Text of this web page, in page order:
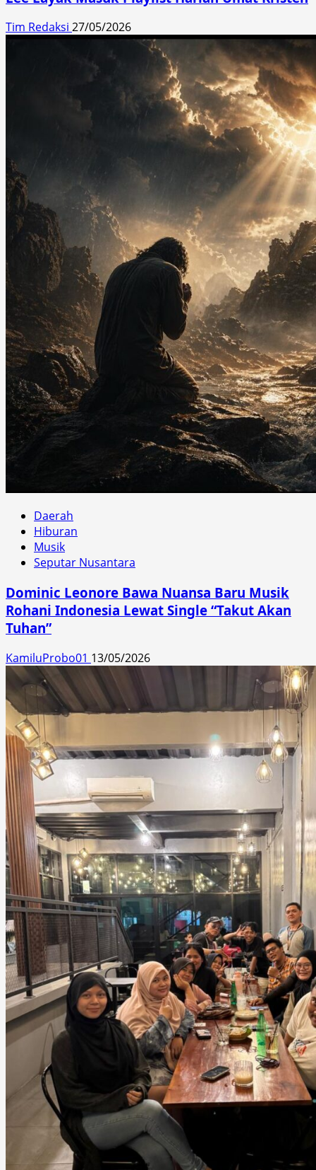
Tim Redaksi 27/05/2026
Daerah
Hiburan
Musik
Seputar Nusantara
Dominic Leonore Bawa Nuansa Baru Musik
Rohani Indonesia Lewat Single “Takut Akan
Tuhan”
KamiluProbo01 13/05/2026